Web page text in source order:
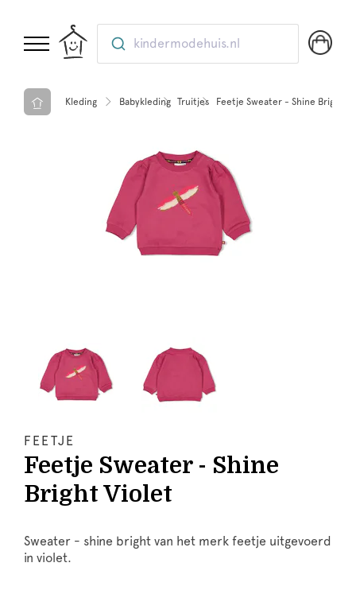
kindermodehuis.nl
Kleding Babykleding Truitjes Feetje Sweater - Shine Bright
FEETJE
Feetje Sweater - Shine
Bright Violet
Sweater - shine bright van het merk feetje uitgevoerd
in violet.